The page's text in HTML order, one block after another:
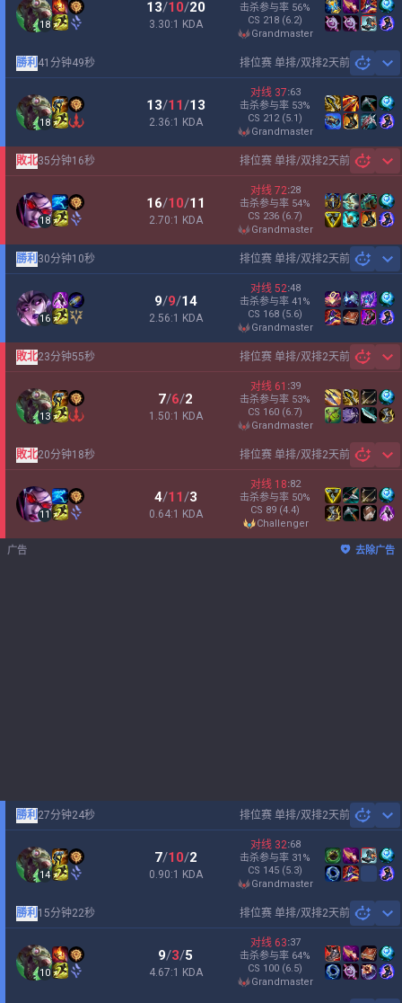
18
13/10/20
3.30:1 KDA
击杀参与率 56%
CS 218 (6.2)
grandmaster
排位赛 单排/双排2天前
勝利 41分钟49秒
18
13/11/13
2.36:1 KDA
对线 37:63
击杀参与率 53%
CS 212 (5.1)
grandmaster
排位赛 单排/双排2天前
敗北35分钟16秒
18
16/10/11
2.70:1 KDA
对线 72:28
击杀参与率 54%
CS 236 (6.7)
grandmaster
排位赛 单排/双排2天前
勝利 30分钟10秒
16
9/9/14
2.56:1 KDA
对线 52:48
击杀参与率 41 %
CS 168 (5.6)
grandmaster
排位赛 单排/双排2天前
敗北23分钟55秒
13
7/6/2
1.50:1 KDA
对线 61 :39
击杀参与率 53%
CS 160 (6.7)
grandmaster
排位赛 单排/双排2天前
敗北20分钟18秒
11
4/11/3
0.64:1 KDA
对线 18:82
击杀参与率 50%
CS 89 (4.4)
challenger
广告 去除广告
排位赛 单排/双排2天前
勝利 27分钟24秒
14
7/10/2
0.90:1 KDA
对线 32:68
击杀参与率 31 %
CS 145 (5.3)
grandmaster
排位赛 单排/双排2天前
勝利 15分钟22秒
10
9/3/5
4.67:1 KDA
对线 63:37
击杀参与率 64%
CS 100 (6.5)
grandmaster